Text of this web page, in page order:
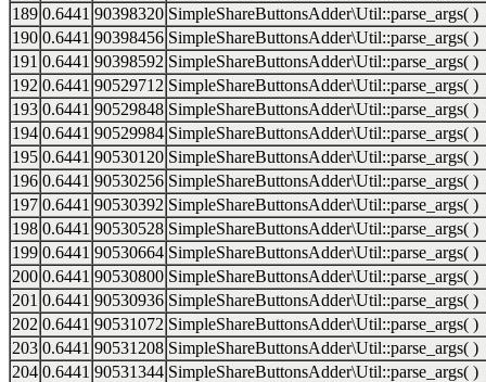
189 0.6441 90398320 SimpleShareButtonsAdder\Util::parse_args( )
190 0.6441 90398456 SimpleShareButtonsAdder\Util::parse_args( )
191 0.6441 90398592 SimpleShareButtonsAdder\Util::parse_args( )
192 0.6441 90529712 SimpleShareButtonsAdder\Util::parse_args( )
193 0.6441 90529848 SimpleShareButtonsAdder\Util::parse_args( )
194 0.6441 90529984 SimpleShareButtonsAdder\Util::parse_args( )
195 0.6441 90530120 SimpleShareButtonsAdder\Util::parse_args( )
196 0.6441 90530256 SimpleShareButtonsAdder\Util::parse_args( )
197 0.6441 90530392 SimpleShareButtonsAdder\Util::parse_args( )
198 0.6441 90530528 SimpleShareButtonsAdder\Util::parse_args( )
199 0.6441 90530664 SimpleShareButtonsAdder\Util::parse_args( )
200 0.6441 90530800 SimpleShareButtonsAdder\Util::parse_args( )
201 0.6441 90530936 SimpleShareButtonsAdder\Util::parse_args( )
202 0.6441 90531072 SimpleShareButtonsAdder\Util::parse_args( )
203 0.6441 90531208 SimpleShareButtonsAdder\Util::parse_args( )
204 0.6441 90531344 SimpleShareButtonsAdder\Util::parse_args( )